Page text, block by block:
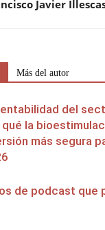
Javier
Más del autor
del
qué la
más segura
de podcast que